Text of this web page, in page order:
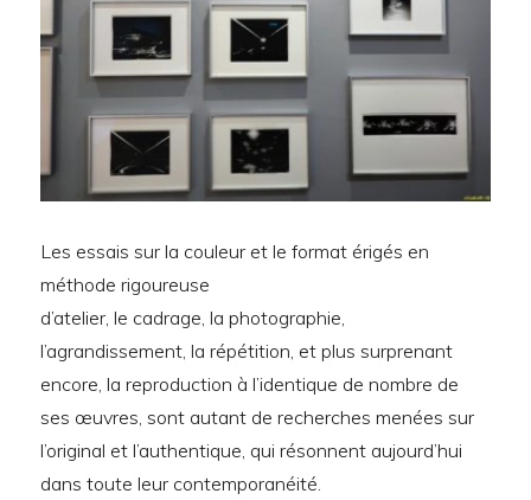
Les essais sur la couleur et le format érigés en
méthode rigoureuse
d’atelier, le cadrage, la photographie,
l’agrandissement, la répétition, et plus surprenant
encore, la reproduction à l’identique de nombre de
ses œuvres, sont autant de recherches menées sur
l’original et l’authentique, qui résonnent aujourd’hui
dans toute leur contemporanéité.